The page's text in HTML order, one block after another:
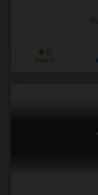
0
興味あり